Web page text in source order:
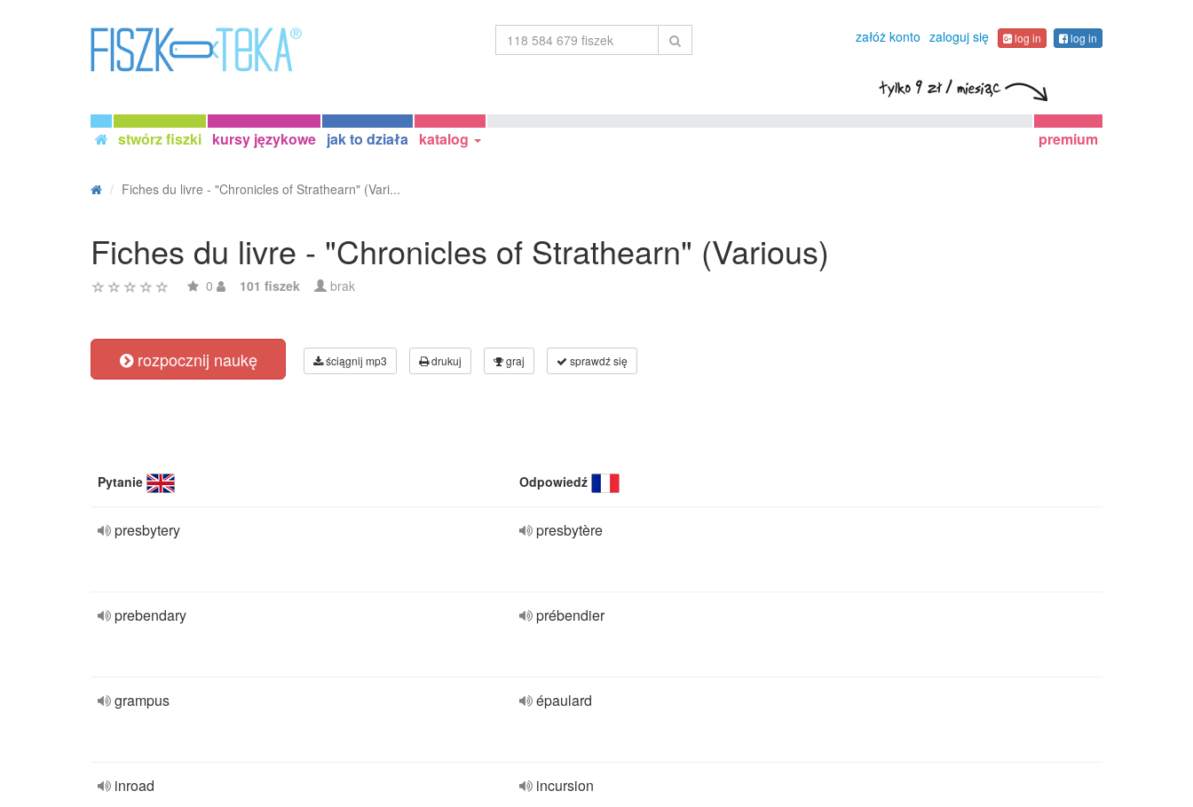
załóż konto zaloguj się log in log in
stwórz fiszki kursy językowe jak to działa katalog premium
Fiches du livre - "Chronicles of Strathearn" (Vari...
Fiches du livre - "Chronicles of Strathearn" (Various)
0 101 fiszek brak
rozpocznij naukę ściągnij mp3 drukuj graj sprawdź się
Pytanie Odpowiedź
presbytery presbytère
prebendary prébendier
grampus épaulard
inroad incursion